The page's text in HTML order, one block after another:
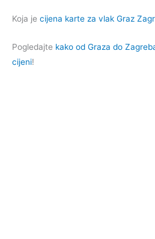
Koja je cijena karte za vlak Graz
Pogledajte kako od Graza do
cijeni!